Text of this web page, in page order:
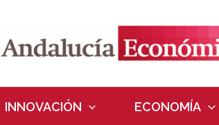
INNOVACIÓN ECONOMÍA